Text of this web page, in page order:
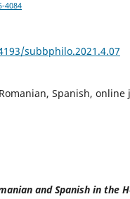
4084
subbphilo.2021.4.07
Spanish, online
and Spanish in the